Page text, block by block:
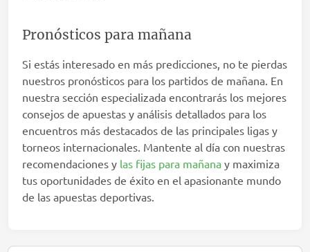
Pronósticos para mañana
Si estás interesado en más predicciones, no te pierdas
nuestros pronósticos para los partidos de mañana. En
nuestra sección especializada encontrarás los mejores
consejos de apuestas y análisis detallados para los
encuentros más destacados de las principales ligas y
torneos internacionales. Mantente al día con nuestras
recomendaciones y las fijas para mañana y maximiza
tus oportunidades de éxito en el apasionante mundo
de las apuestas deportivas.